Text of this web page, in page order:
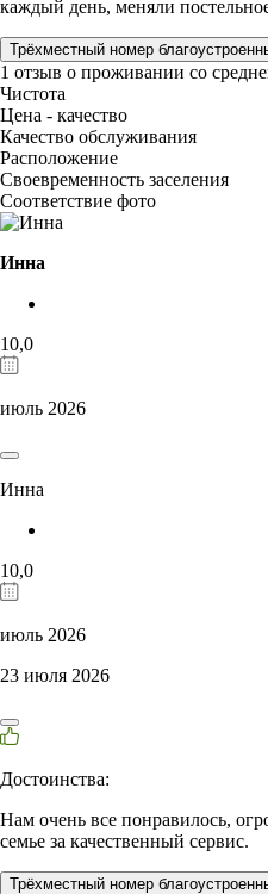
каждый день, меняли
Трёхместный номер
1 отзыв о проживании со
Чистота
Цена - качество
Качество обслуживания
Расположение
Своевременность заселения
Соответствие фото
Инна
10,0
июль 2026
Инна
10,0
июль 2026
23 июля 2026
Достоинства:
Нам очень все понравилось,
семье за качественный сервис.
Трёхместный номер